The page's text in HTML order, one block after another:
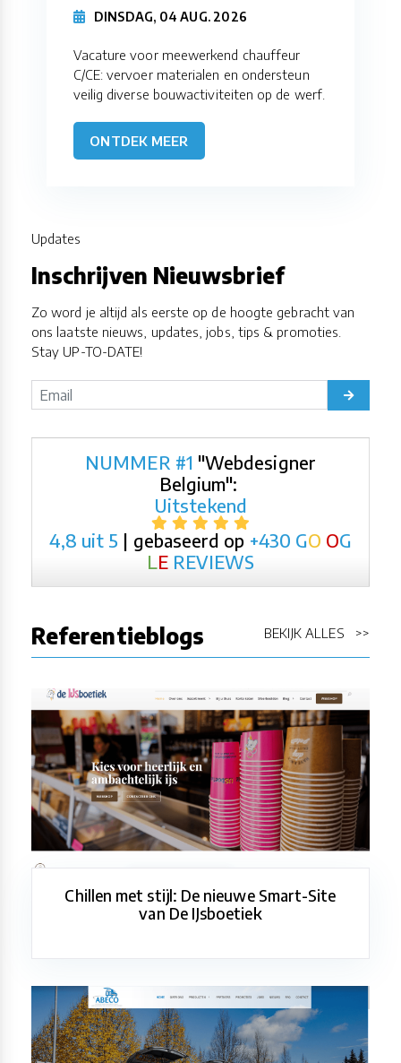
DINSDAG, 04 AUG. 2026
Vacature voor meewerkend chauffeur
C/CE: vervoer materialen en ondersteun
veilig diverse bouwactiviteiten op de werf.
ONTDEK MEER
Updates
Inschrijven Nieuwsbrief
Zo word je altijd als eerste op de hoogte gebracht van
ons laatste nieuws, updates, jobs, tips & promoties.
Stay UP-TO-DATE!
NUMMER #1 "Webdesigner
Belgium":
Uitstekend
4,8 uit 5 | gebaseerd op +430 GO OG
L E REVIEWS
Referentieblogs BEKIJK ALLES >>
Chillen met stijl: De nieuwe Smart-Site
van De IJsboetiek